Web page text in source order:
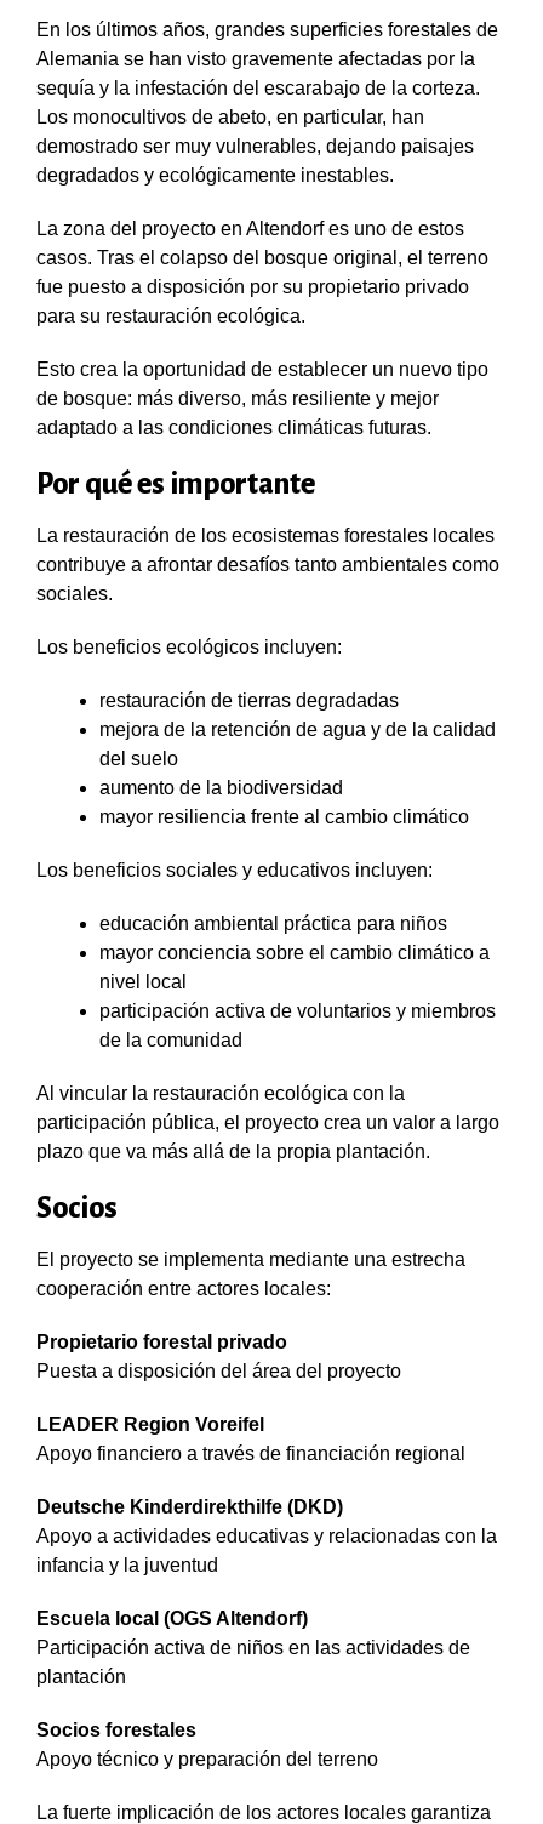
En los últimos años, grandes superficies forestales de
Alemania se han visto gravemente afectadas por la
sequía y la infestación del escarabajo de la corteza.
Los monocultivos de abeto, en particular, han
demostrado ser muy vulnerables, dejando paisajes
degradados y ecológicamente inestables.
La zona del proyecto en Altendorf es uno de estos
casos. Tras el colapso del bosque original, el terreno
fue puesto a disposición por su propietario privado
para su restauración ecológica.
Esto crea la oportunidad de establecer un nuevo tipo
de bosque: más diverso, más resiliente y mejor
adaptado a las condiciones climáticas futuras.
Por qué es importante
La restauración de los ecosistemas forestales locales
contribuye a afrontar desafíos tanto ambientales como
sociales.
Los beneficios ecológicos incluyen:
restauración de tierras degradadas
mejora de la retención de agua y de la calidad
del suelo
aumento de la biodiversidad
mayor resiliencia frente al cambio climático
Los beneficios sociales y educativos incluyen:
educación ambiental práctica para niños
mayor conciencia sobre el cambio climático a
nivel local
participación activa de voluntarios y miembros
de la comunidad
Al vincular la restauración ecológica con la
participación pública, el proyecto crea un valor a largo
plazo que va más allá de la propia plantación.
Socios
El proyecto se implementa mediante una estrecha
cooperación entre actores locales:
Propietario forestal privado
Puesta a disposición del área del proyecto
LEADER Region Voreifel
Apoyo financiero a través de financiación regional
Deutsche Kinderdirekthilfe (DKD)
Apoyo a actividades educativas y relacionadas con la
infancia y la juventud
Escuela local (OGS Altendorf)
Participación activa de niños en las actividades de
plantación
Socios forestales
Apoyo técnico y preparación del terreno
La fuerte implicación de los actores locales garantiza